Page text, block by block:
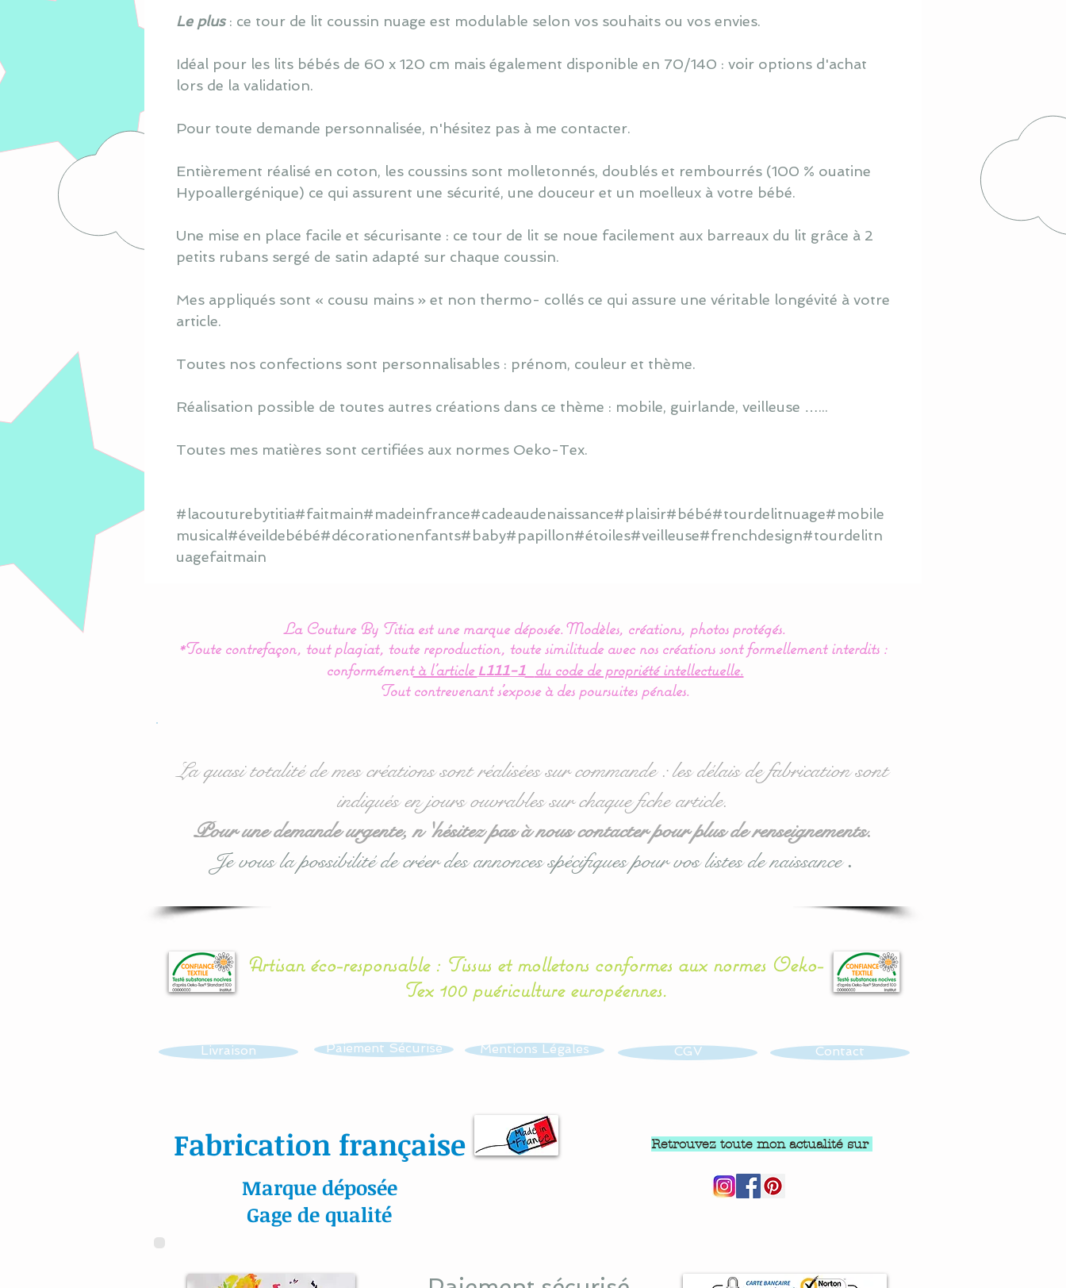
Le plus: ce tour de lit coussin nuage est modulable selon vos souhaits ou vos envies.
Idéal pour les lits bébés de 60 x 120 cm mais également disponible en 70/140 : voir options d'achat
lors de la validation.
Pour toute demande personnalisée, n'hésitez pas à me contacter.
Entièrement réalisé en coton, les coussins sont molletonnés, doublés et rembourrés (100 % ouatine
Hypoallergénique) ce qui assurent une sécurité, une douceur et un moelleux à votre bébé.
Une mise en place facile et sécurisante : ce tour de lit se noue facilement aux barreaux du lit grâce à 2
petits rubans sergé de satin adapté sur chaque coussin.
Mes appliqués sont « cousu mains » et non thermo- collés ce qui assure une véritable longévité à votre
article.
Toutes nos confections sont personnalisables : prénom, couleur et thème.
Réalisation possible de toutes autres créations dans ce thème : mobile, guirlande, veilleuse …...
Toutes mes matières sont certifiées aux normes Oeko-Tex.
#lacouturebytitia#faitmain#madeinfrance#cadeaudenaissance#plaisir#bébé#tourdelitnuage#mobile
musical#éveildebébé#décorationenfants#baby#papillon#étoiles#veilleuse#frenchdesign#tourdelitn
uagefaitmain
La Couture By Titia est une marque déposée. Modèles, créations, photos protégés.
*Toute contrefaçon, tout plagiat, toute reproduction, toute similitude avec nos créations sont formellement interdits :
conformémentà l’article L111-1
du code de propriété intellectuelle.
Tout contrevenant s'expose à des poursuites pénales.
La quasi totalité de mes créations sont réalisées sur commande : les délais de fabrication sont
indiqués en jours ouvrables sur chaque fiche article.
Pour une demande urgente, n 'hésitez pas à nous contacter pour plus de renseignements.
Je vous la possibilité de créer des annonces spécifiques pour vos listes de naissance.
Artisan éco-responsable : Tissus et molletons conformes aux normes Oeko-
Tex 100 puériculture européennes.
Livraison Paiement Sécurisé Mentions Légales
Fabrication française
Marque déposée
Gage de qualité
CGV Contact
Retrouvez toute mon actualité sur